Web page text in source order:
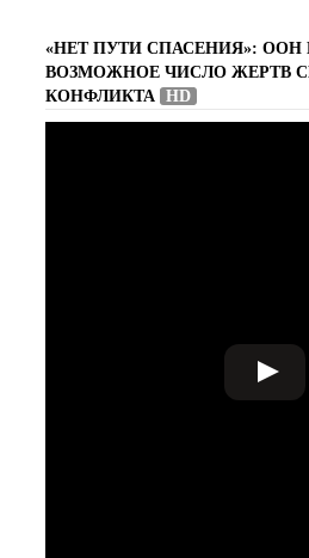
«НЕТ ПУТИ СПАСЕНИЯ»: ООН
ВОЗМОЖНОЕ ЧИСЛО ЖЕРТВ
КОНФЛИКТА
HD